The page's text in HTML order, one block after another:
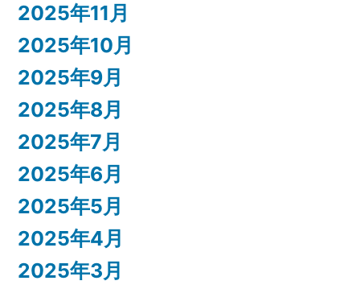
2025年11月
2025年10月
2025年9月
2025年8月
2025年7月
2025年6月
2025年5月
2025年4月
2025年3月